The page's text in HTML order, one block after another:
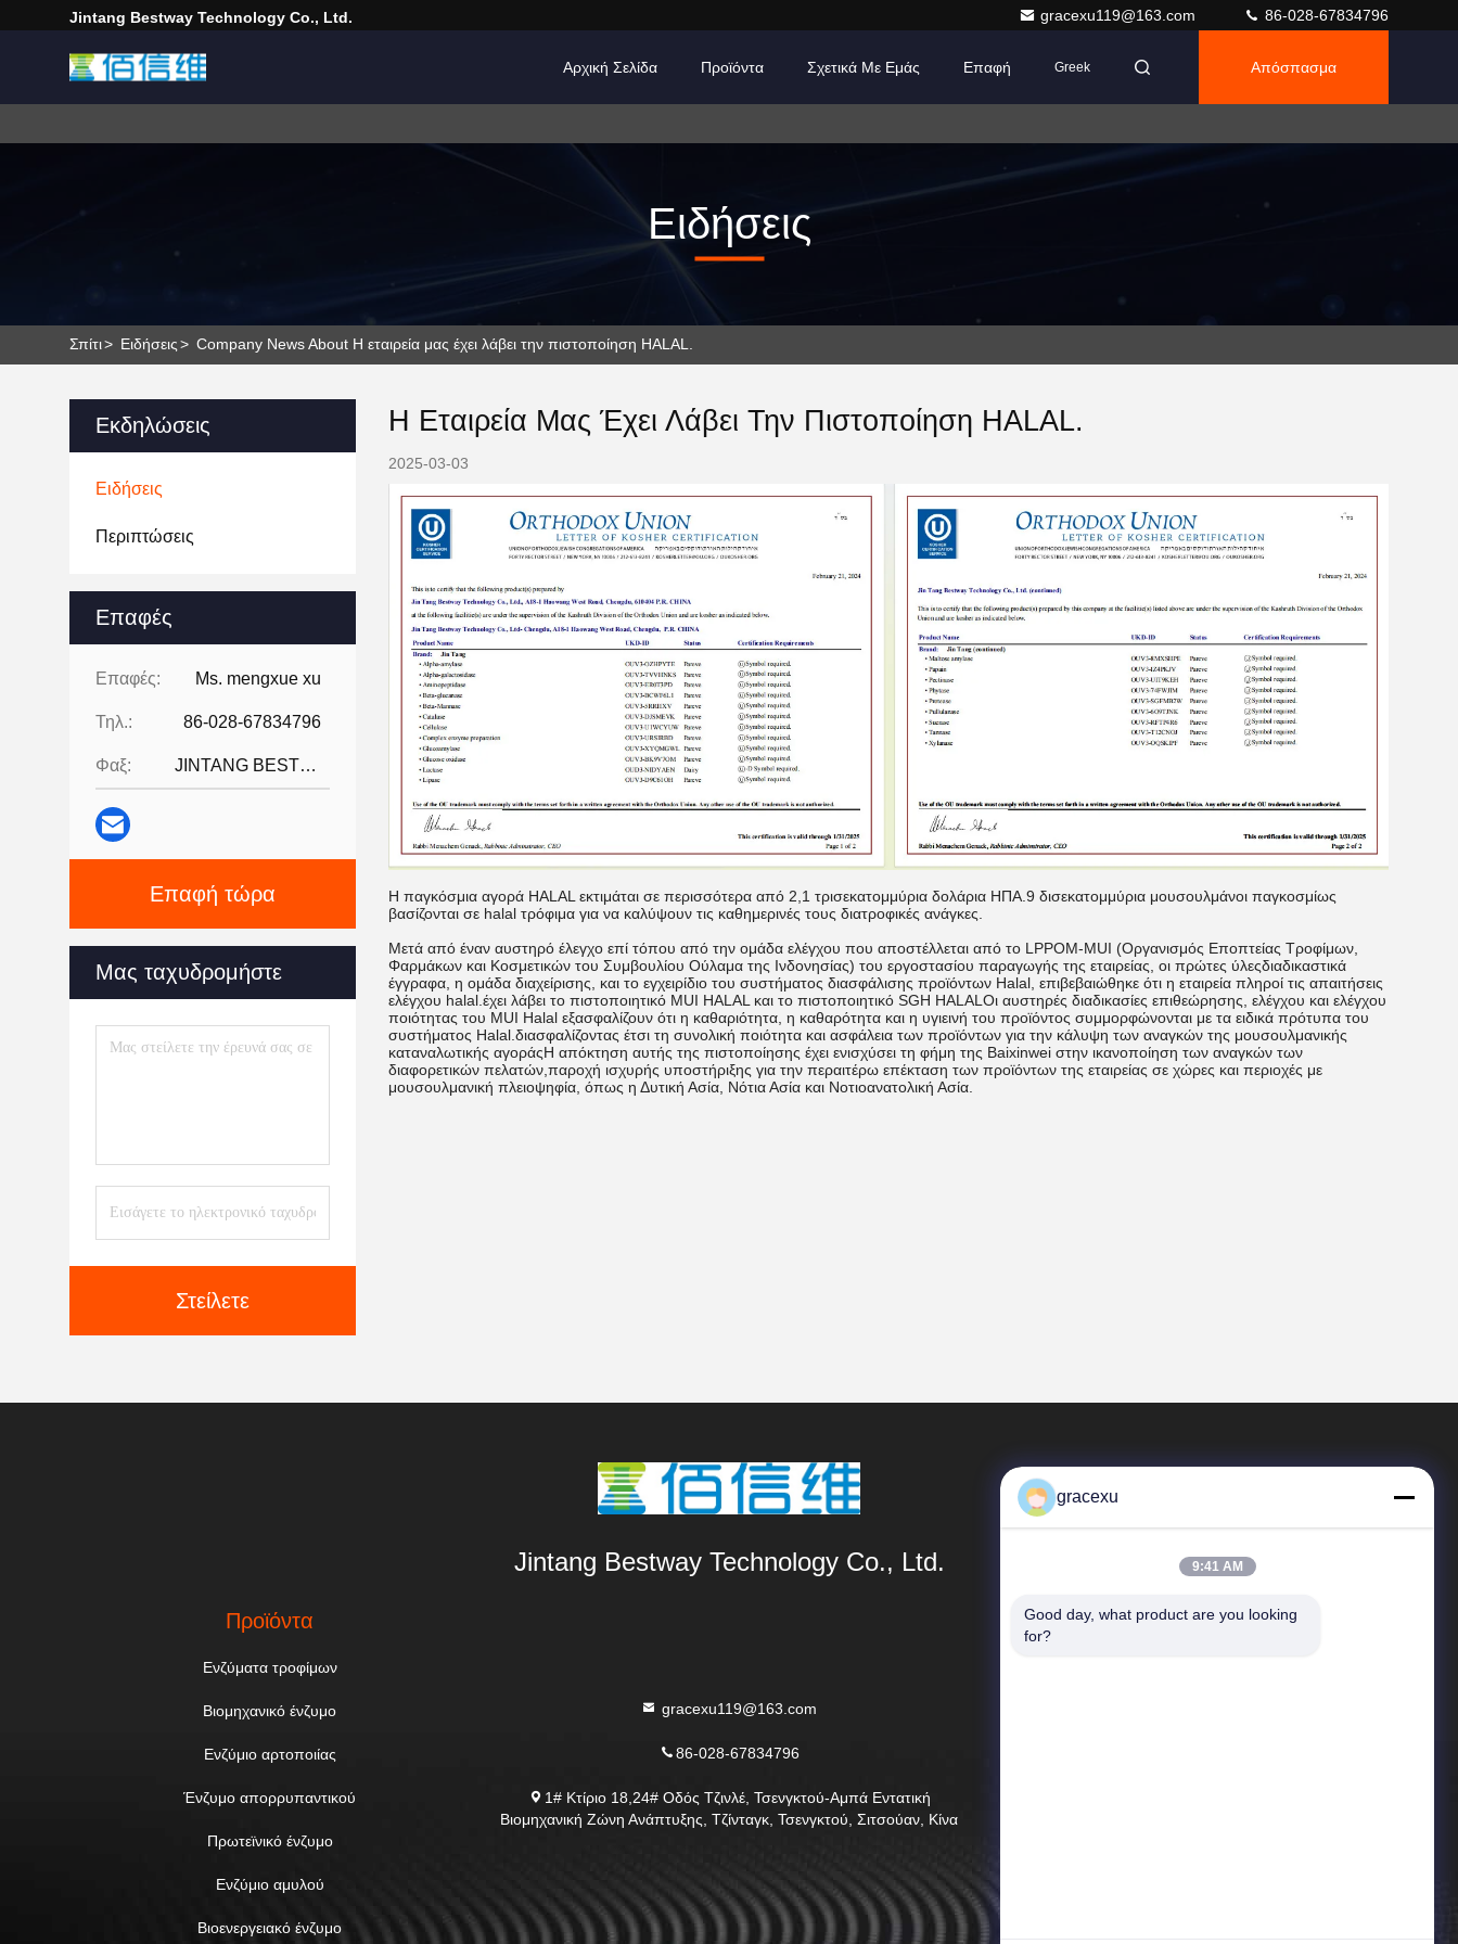
Jintang Bestway Technology Co., Ltd. gracexu119@163.com 86-028-67834796
Αρχική Σελίδα Προϊόντα Σχετικά Με Εμάς Επαφή Greek Απόσπασμα
Ειδήσεις
Σπίτι> Ειδήσεις> Company News About Η εταιρεία μας έχει λάβει την πιστοποίηση HALAL.
Εκδηλώσεις
Ειδήσεις
Περιπτώσεις
Επαφές
Επαφές: Ms. mengxue xu
Τηλ.: 86-028-67834796
Φαξ: JINTANG BESTWAY TECHNOLOGY CO
Επαφή τώρα
Μας ταχυδρομήστε
Στείλετε
Η Εταιρεία Μας Έχει Λάβει Την Πιστοποίηση HALAL.
2025-03-03
Η παγκόσμια αγορά HALAL εκτιμάται σε περισσότερα από 2,1 τρισεκατομμύρια δολάρια ΗΠΑ.9 δισεκατομμύρια μουσουλμάνοι παγκοσμίως
βασίζονται σε halal τρόφιμα για να καλύψουν τις καθημερινές τους διατροφικές ανάγκες.
Μετά από έναν αυστηρό έλεγχο επί τόπου από την ομάδα ελέγχου που αποστέλλεται από το LPPOM-MUI (Οργανισμός Εποπτείας Τροφίμων,
Φαρμάκων και Κοσμετικών του Συμβουλίου Ούλαμα της Ινδονησίας) του εργοστασίου παραγωγής της εταιρείας, οι πρώτες ύλεςδιαδικαστικά
έγγραφα, η ομάδα διαχείρισης, και το εγχειρίδιο του συστήματος διασφάλισης προϊόντων Halal, επιβεβαιώθηκε ότι η εταιρεία πληροί τις απαιτήσεις
ελέγχου halal.έχει λάβει το πιστοποιητικό MUI HALAL και το πιστοποιητικό SGH HALALΟι αυστηρές διαδικασίες επιθεώρησης, ελέγχου και ελέγχου
ποιότητας του MUI Halal εξασφαλίζουν ότι η καθαριότητα, η καθαρότητα και η υγιεινή του προϊόντος συμμορφώνονται με τα ειδικά πρότυπα του
συστήματος Halal.διασφαλίζοντας έτσι τη συνολική ποιότητα και ασφάλεια των προϊόντων για την κάλυψη των αναγκών της μουσουλμανικής
καταναλωτικής αγοράςΗ απόκτηση αυτής της πιστοποίησης έχει ενισχύσει τη φήμη της Baixinwei στην ικανοποίηση των αναγκών των
διαφορετικών πελατών,παροχή ισχυρής υποστήριξης για την περαιτέρω επέκταση των προϊόντων της εταιρείας σε χώρες και περιοχές με
μουσουλμανική πλειοψηφία, όπως η Δυτική Ασία, Νότια Ασία και Νοτιοανατολική Ασία.
Jintang Bestway Technology Co., Ltd.
Προϊόντα
Ενζύματα τροφίμων
Βιομηχανικό ένζυμο
Ενζύμιο αρτοποιίας
Ένζυμο απορρυπαντικού
Πρωτεϊνικό ένζυμο
Ενζύμιο αμυλού
Βιοενεργειακό ένζυμο
gracexu119@163.com
86-028-67834796
1# Κτίριο 18,24# Οδός Τζινλέ, Τσενγκτού-Αμπά Εντατική
Βιομηχανική Ζώνη Ανάπτυξης, Τζίνταγκ, Τσενγκτού, Σιτσούαν, Κίνα
Γρήγορες Συνδέσεις
gracexu
9:41 AM
Good day, what product are you looking
for?